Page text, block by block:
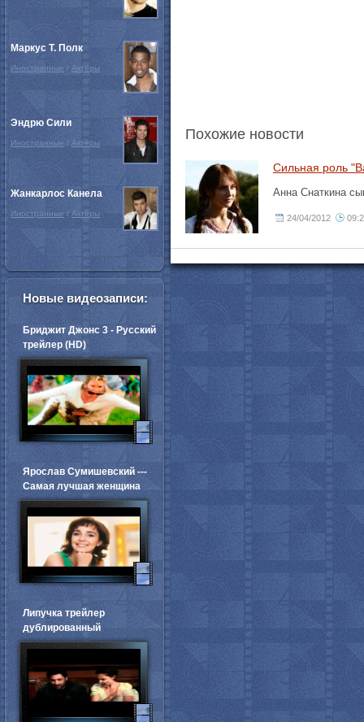
Похожие новости
Сильная роль
Анна Снаткина
24/04/2012
Маркус Т. Полк
Иностранные / Актёры
Эндрю Сили
Иностранные / Актёры
Жанкарлос Канела
Иностранные / Актёры
Новые видеозаписи:
Бриджит Джонс 3 - Русский
трейлер (HD)
Ярослав Сумишевский ---
Самая лучшая женщина
Липучка трейлер
дублированный